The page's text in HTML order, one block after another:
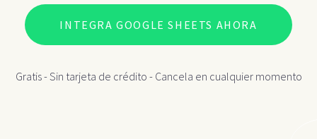
INTEGRA GOOGLE SHEETS AHORA
Gratis - Sin tarjeta de crédito - Cancela en cualquier momento